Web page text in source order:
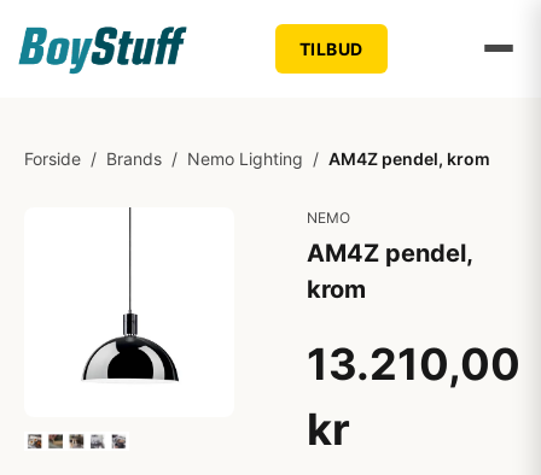
TILBUD
Forside / Brands / Nemo Lighting / AM4Z pendel, krom
NEMO
AM4Z pendel,
krom
13.210,00
kr